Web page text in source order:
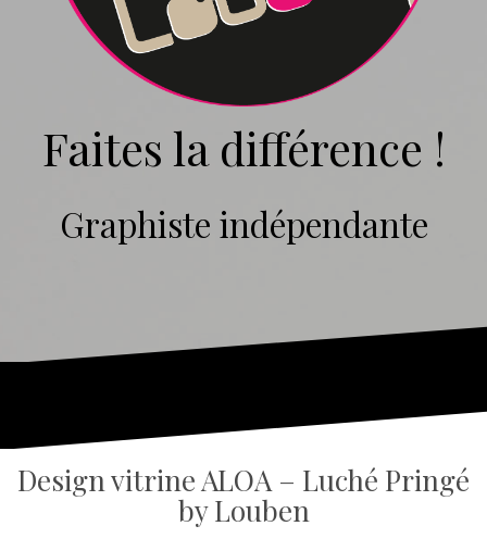
Faites la différence !
Graphiste indépendante
Design vitrine ALOA – Luché Pringé
by Louben